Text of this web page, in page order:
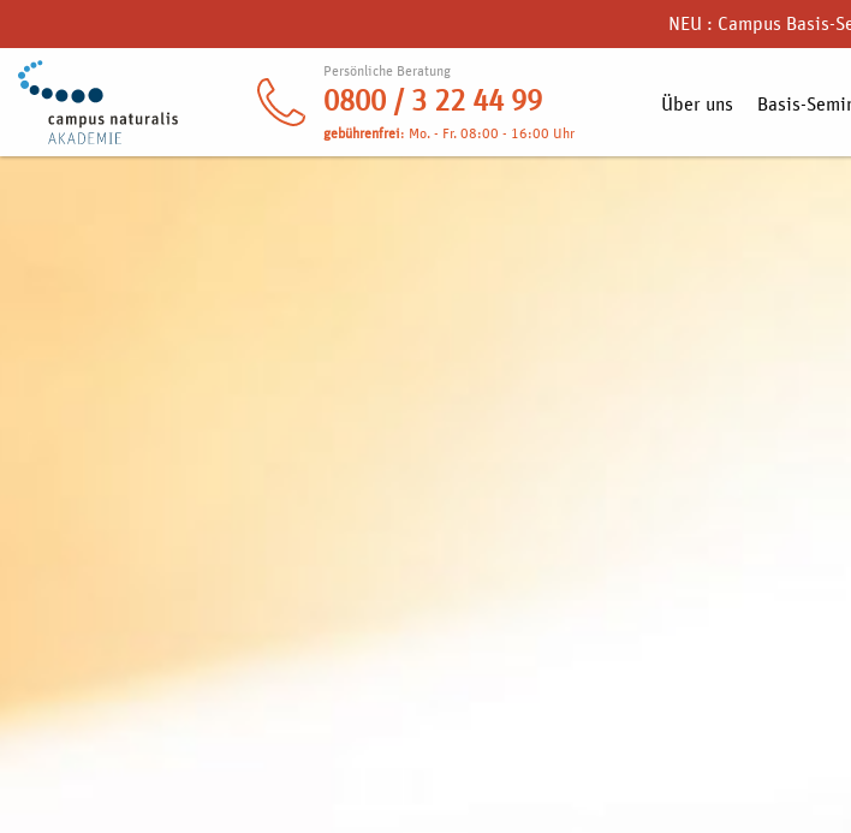
NEU : Campus Basis-
Persönliche Beratung
0800 / 3 22 44 99
gebührenfrei: Mo. - Fr. 08:00 - 16:00 Uhr
Über uns Basis-